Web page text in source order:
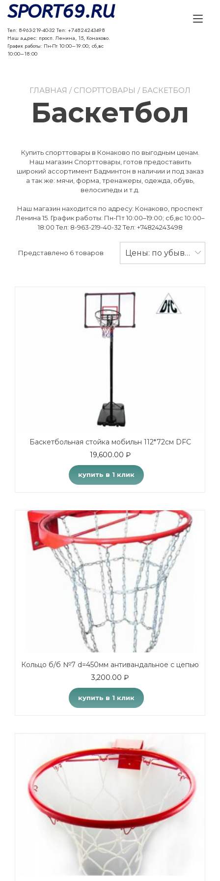
Перейти
SPORT69.RU
Тел: 8-963-219-40-32 Тел: +74824243498
Наш адрес: просп. Ленина, 15, Конаково.
График работы: Пн-Пт 10:00–19:00; сб,вс
10:00–18:00
ГЛАВНАЯ / СПОРТТОВАРЫ / БАСКЕТБОЛ
Баскетбол
Купить спорттовары в Конаково по выгодным ценам.
Наш магазин Спорттовары, готов предоставить
широкий ассортимент Бадминтон в наличии и под заказ
а так же: мячи, форма, тренажеры, одежда, обувь,
велосипеды и т.д.
Наш магазин находится по адресу: Конаково, проспект
Ленина 15. График работы: Пн-Пт 10:00–19:00; сб,вс 10:00–
18:00 Тел: 8-963-219-40-32 Тел: +74824243498
Представлено 6 товаров Цены: по убыванию
Баскетбольная стойка мобильн 112*72см DFC
19,600.00 ₽
купить в 1 клик
Кольцо б/б №7 d=450мм антивандальное с цепью
3,200.00 ₽
купить в 1 клик